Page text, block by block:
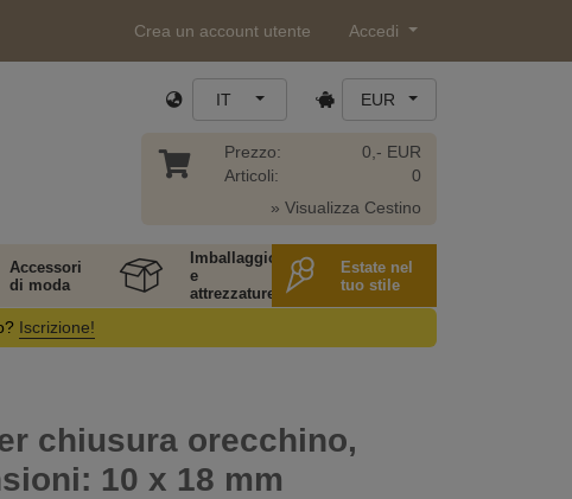
Crea un account utente Accedi
IT EUR
Prezzo:
Articoli:
0,- EUR
0
» Visualizza Cestino
Accessori
di moda
Imballaggio
e
attrezzature
Estate nel
tuo stile
Iscrizione!
chiusura orecchino,
10 x 18 mm